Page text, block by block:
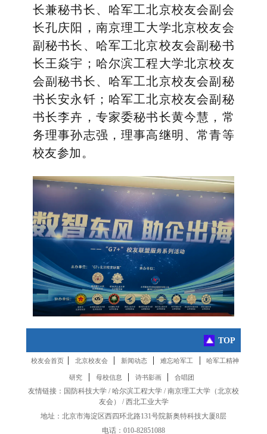
长兼秘书长、哈军工北京校友会副会
长孔庆阳，南京理工大学北京校友会
副秘书长、哈军工北京校友会副秘书
长王焱宇；哈尔滨工程大学北京校友
会副秘书长、哈军工北京校友会副秘
书长安永钎；哈军工北京校友会副秘
书长李卉，专家委秘书长黄今慧，常
务理事孙志强，理事高继明、常青等
校友参加。
TOP
校友会首页 | 北京校友会 | 新闻动态 | 难忘哈军工 | 哈军工精神
研究 | 母校信息 | 诗书影画 | 合唱团
友情链接： 国防科技大学 /哈尔滨工程大学 /南京理工大学 （北京校
友会） /西北工业大学
地址：北京市海淀区西四环北路131号院新奥特科技大厦8层
电话：010-82851088